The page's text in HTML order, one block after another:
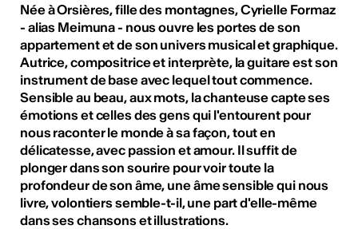
Née à Orsières, fille des montagnes, Cyrielle Formaz
- alias Meimuna - nous ouvre les portes de son
appartement et de son univers musical et graphique.
Autrice, compositrice et interprète, la guitare est son
instrument de base avec lequel tout commence.
Sensible au beau, aux mots, la chanteuse capte ses
émotions et celles des gens qui l'entourent pour
nous raconter le monde à sa façon, tout en
délicatesse, avec passion et amour. Il suffit de
plonger dans son sourire pour voir toute la
profondeur de son âme, une âme sensible qui nous
livre, volontiers semble-t-il, une part d'elle-même
dans ses chansons et illustrations.